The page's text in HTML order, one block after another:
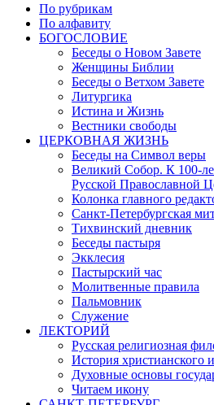
По рубрикам
По алфавиту
БОГОСЛОВИЕ
Беседы о Новом Завете
Женщины Библии
Беседы о Ветхом Завете
Литургика
Истина и Жизнь
Вестники свободы
ЦЕРКОВНАЯ ЖИЗНЬ
Беседы на Символ веры
Великий Собор. К 100-
Русской Православной
Колонка главного
Санкт-Петербургская
Тихвинский дневник
Беседы пастыря
Экклесия
Пастырский час
Молитвенные правила
Пальмовник
Служение
ЛЕКТОРИЙ
Русская религиозная
История христианского
Духовные основы
Читаем икону